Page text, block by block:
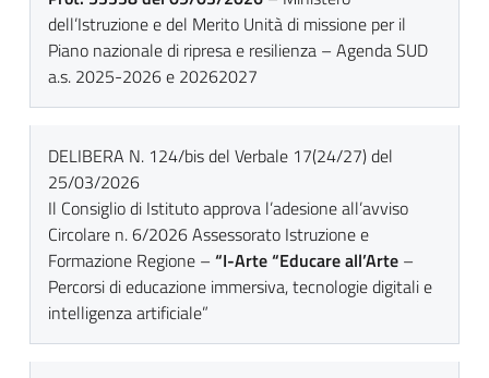
dell’Istruzione e del Merito Unità di missione per il
Piano nazionale di ripresa e resilienza – Agenda SUD
a.s. 2025-2026 e 20262027
DELIBERA N. 124/bis del Verbale 17(24/27) del
25/03/2026
Il Consiglio di Istituto approva l’adesione all’avviso
Circolare n. 6/2026 Assessorato Istruzione e
Formazione Regione – “I-Arte “Educare all’Arte –
Percorsi di educazione immersiva, tecnologie digitali e
intelligenza artificiale”